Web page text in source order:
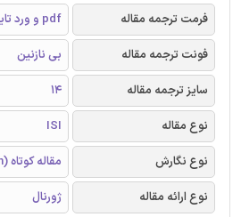
فرمت ترجمه مقاله
pdf و ورد تایپ شده با قابلیت ویرایش
فونت ترجمه مقاله
بی نازنین
سایز ترجمه مقاله
14
نوع مقاله
ISI
نوع نگارش
مقاله کوتاه (Short communication)
نوع ارائه مقاله
ژورنال